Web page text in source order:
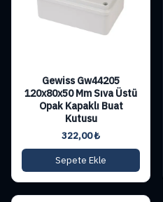
Gewiss Gw44205
120x80x50 Mm Sıva Üstü
Opak Kapaklı Buat
Kutusu
322,00₺
Sepete Ekle